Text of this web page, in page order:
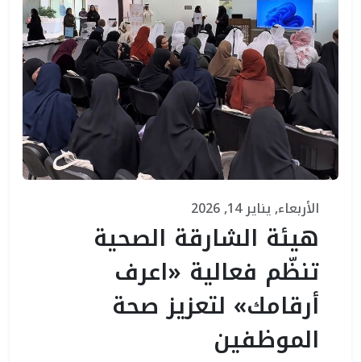
الأربعاء, يناير 14, 2026
هيئة الشارقة الصحية
تنظّم فعالية «اعرف
أرقامك» لتعزيز صحة
الموظفين